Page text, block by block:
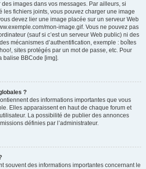
images dans vos messages. Par ailleurs, si
les fichiers joints, vous pouvez charger une image
devez lier une image placée sur un serveur Web
mon-image.gif. Vous ne pouvez pas
(sauf si c’est un serveur Web public) ni des
mécanismes d’authentification, exemple : boîtes
sites protégés par un mot de passe, etc. Pour
balise BBCode [img].
?
des informations importantes que vous
Elles apparaissent en haut de chaque forum et
La possibilité de publier des annonces
définies par l’administrateur.
souvent des informations importantes concernant le